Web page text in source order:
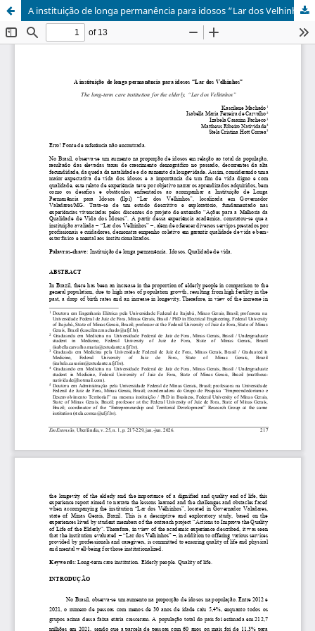
A instituição de longa permanência para idosos “Lar dos Velhinhos”